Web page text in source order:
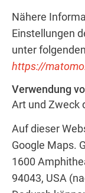
Nähere
Einstellungen
unter
https://
Verwendung
Art und Zweck
Auf dieser
Google Maps.
1600
94043, USA